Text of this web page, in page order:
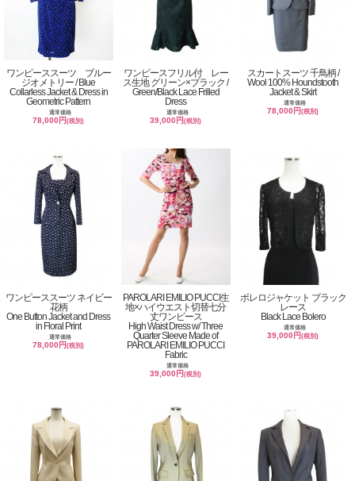
ワンピーススーツ ブルー
ジオメトリー / Blue
Collarless Jacket & Dress in
Geometric Pattern
通常価格
78,000円(税別)
ワンピースフリル付 レー
ス生地 グリーン×ブラック /
Green/Black Lace Frilled
Dress
通常価格
39,000円(税別)
スカートスーツ 千鳥柄 /
Wool 100% Houndstooth
Jacket & Skirt
通常価格
78,000円(税別)
ワンピーススーツ ネイビー
花柄
One Button Jacket and Dress
in Floral Print
通常価格
78,000円(税別)
PAROLARI EMILIO PUCCI生
地×ハイウエスト切替七分
丈ワンピース
High Waist Dress w/ Three
Quarter Sleeve Made of
PAROLARI EMILIO PUCCI
Fabric
通常価格
39,000円(税別)
ボレロジャケット ブラック
レース
Black Lace Bolero
通常価格
39,000円(税別)